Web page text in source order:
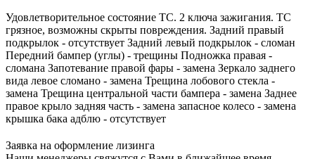
Удовлетворительное состояние ТС. 2 ключа зажигания. ТС
грязное, возможны скрыты повреждения. Задний правый
подкрылок - отсутствует Задний левый подкрылок - сломан
Передний бампер (углы) - трещины Подножка правая -
сломана Запотевание правой фары - замена Зеркало заднего
вида левое сломано - замена Трещина лобового стекла -
замена Трещина центральной части бампера - замена Заднее
правое крыло задняя часть - замена запасное колесо - замена
крышка бака адблю - отсутствует
Заявка на оформление лизинга